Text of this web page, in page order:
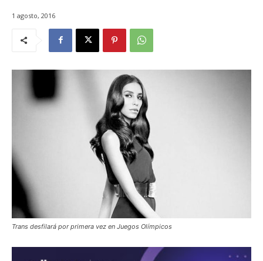
1 agosto, 2016
Trans desfilará por primera vez en Juegos Olímpicos